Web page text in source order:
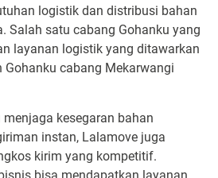
logistik dan distribusi bahan
Salah satu cabang Gohanku yang
layanan logistik yang ditawarkan
cabang Mekarwangi
kesegaran bahan
instan, Lalamove juga
kirim yang kompetitif.